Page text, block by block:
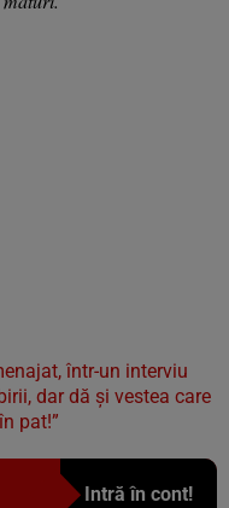
într-un interviu
dar dă și vestea care
pat!”
Intră în cont!